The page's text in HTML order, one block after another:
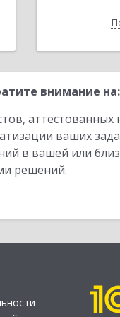
внимание на:
ваших
в вашей или
решений.